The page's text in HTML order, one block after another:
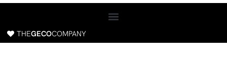
THEGECOCOMPANY